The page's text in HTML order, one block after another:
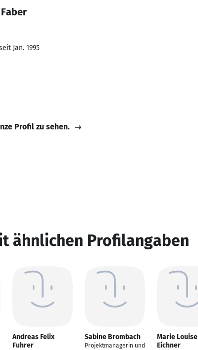
Jan. 1995
Profil zu sehen.
ähnlichen Profilangaben
Andreas Felix
Fuhrer
Sabine Brombach
Projektmanagerin und
Marie Louise
Eichner